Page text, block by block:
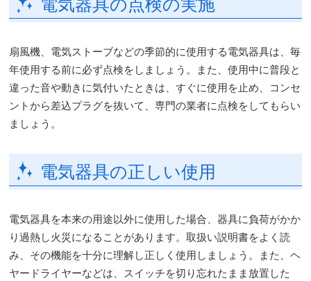
電気器具の点検の実施
扇風機、電気ストーブなどの季節的に使用する電気器具は、毎
年使用する前に必ず点検をしましょう。また、使用中に普段と
違った音や動きに気付いたときは、すぐに使用を止め、コンセ
ントから差込プラグを抜いて、専門の業者に点検をしてもらい
ましょう。
電気器具の正しい使用
電気器具を本来の用途以外に使用した場合、器具に負荷がかか
り過熱し火災になることがあります。取扱い説明書をよく読
み、その機能を十分に理解し正しく使用しましょう。また、ヘ
ヤードライヤーなどは、スイッチを切り忘れたまま放置した